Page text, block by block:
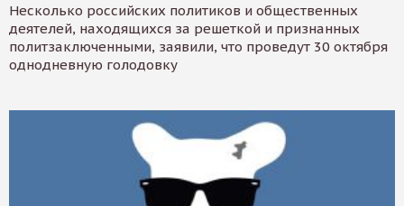
Несколько российских политиков и общественных
деятелей, находящихся за решеткой и признанных
политзаключенными, заявили, что проведут 30 октября
однодневную голодовку